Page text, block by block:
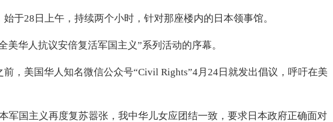
28日上午，持续两个小时，针对那座楼内的日本领事馆。
华人抗议安倍复活军国主义”系列活动的序幕。
美国华人知名微信公众号“Civil Rights”4月24日就发出倡议，呼吁在美
国主义再度复苏嚣张，我中华儿女应团结一致，要求日本政府正确面对